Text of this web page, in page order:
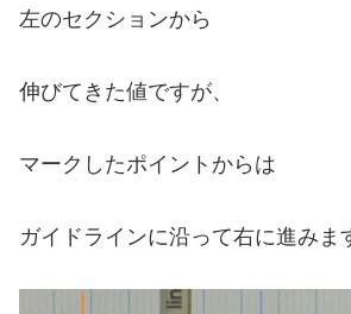
左のセクションから
伸びてきた値ですが、
マークしたポイントからは
ガイドラインに沿って右に進みま